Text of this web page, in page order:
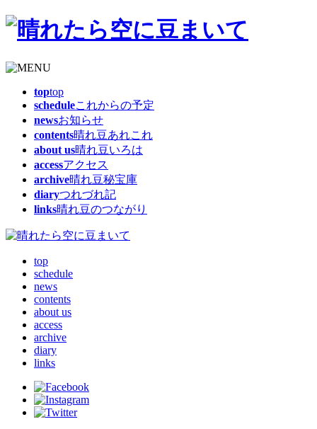
toptop
scheduleこれからの予定
newsお知らせ
contents晴れ豆あれこれ
about us晴れ豆いろは
accessアクセス
archive晴れ豆秘宝庫
diaryつれづれ記
links晴れ豆のつながり
top
schedule
news
contents
about us
access
archive
diary
links